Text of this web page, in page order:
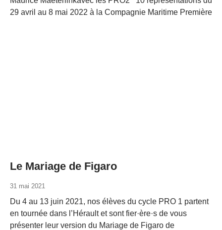
29 avril au 8 mai 2022 à la Compagnie Maritime Première
Le Mariage de Figaro
31 mai 2021
Du 4 au 13 juin 2021, nos élèves du cycle PRO 1 partent
en tournée dans l’Hérault et sont fier·ère·s de vous
présenter leur version du Mariage de Figaro de